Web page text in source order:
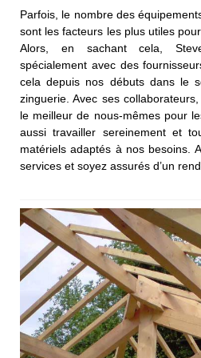
Parfois, le nombre des
sont les facteurs les plus utiles
Alors, en sachant cela,
spécialement avec des
cela depuis nos débuts dans le
zinguerie. Avec ses
le meilleur de nous-mêmes pour
aussi travailler sereinement et
matériels adaptés à nos besoins.
services et soyez assurés d’un